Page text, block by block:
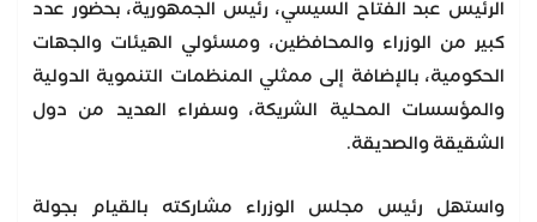
الرئيس عبد الفتاح السيسي، رئيس الجمهورية، بحضور عدد
كبير من الوزراء والمحافظين، ومسئولي الهيئات والجهات
الحكومية، بالإضافة إلى ممثلي المنظمات التنموية الدولية
والمؤسسات المحلية الشريكة، وسفراء العديد من دول
الشقيقة والصديقة.
واستهل رئيس مجلس الوزراء مشاركته بالقيام بجولة